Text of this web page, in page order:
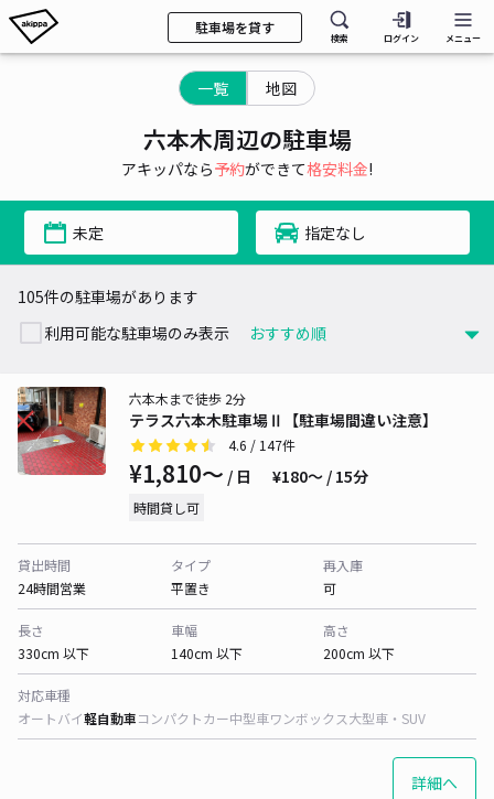
駐車場を貸す
検索 ログイン メニュー
一覧 地図
六本木周辺の駐車場
アキッパなら予約ができて格安料金!
未定 指定なし
105件の駐車場があります
利用可能な駐車場のみ表示
テラス六本木駐車場Ⅱ【駐車場間違い注意】
六本木まで徒歩 2分
4.6 / 147件
¥1,810〜 / 日 ¥180〜 / 15分
時間貸し可
貸出時間
24時間営業
タイプ
平置き
再入庫
可
長さ
330cm 以下
車幅
140cm 以下
高さ
200cm 以下
対応車種
オートバイ軽自動車コンパクトカー中型車ワンボックス大型車・SUV
詳細へ